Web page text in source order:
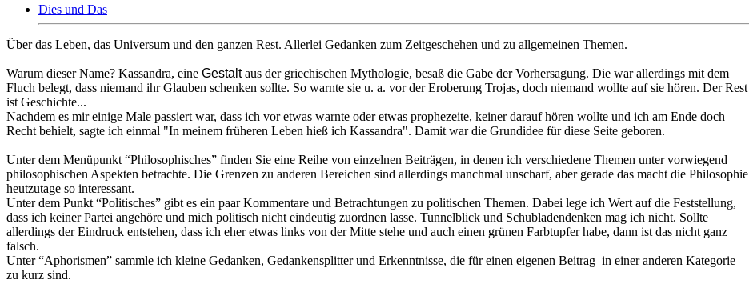
Dies und Das
Über das Leben, das Universum und den ganzen Rest. Allerlei Gedanken zum Zeitgeschehen und zu allgemeinen Themen.
Warum dieser Name? Kassandra, eine Gestaltaus der griechischen Mythologie, besaß die Gabe der Vorhersagung. Die war allerdings mit dem
Fluch belegt, dass niemand ihr Glauben schenken sollte. So warnte sie u. a. vor der Eroberung Trojas, doch niemand wollte auf sie hören. Der Rest
ist Geschichte...
Nachdem es mir einige Male passiert war, dass ich vor etwas warnte oder etwas prophezeite, keiner darauf hören wollte und ich am Ende doch
Recht behielt, sagte ich einmal "In meinem früheren Leben hieß ich Kassandra". Damit war die Grundidee für diese Seite geboren.
Unter dem Menüpunkt “Philosophisches” finden Sie eine Reihe von einzelnen Beiträgen, in denen ich verschiedene Themen unter vorwiegend
philosophischen Aspekten betrachte. Die Grenzen zu anderen Bereichen sind allerdings manchmal unscharf, aber gerade das macht die Philosophie
heutzutage so interessant.
Unter dem Punkt “Politisches” gibt es ein paar Kommentare und Betrachtungen zu politischen Themen. Dabei lege ich Wert auf die Feststellung,
dass ich keiner Partei angehöre und mich politisch nicht eindeutig zuordnen lasse. Tunnelblick und Schubladendenken mag ich nicht. Sollte
allerdings der Eindruck entstehen, dass ich eher etwas links von der Mitte stehe und auch einen grünen Farbtupfer habe, dann ist das nicht ganz
falsch.
Unter “Aphorismen” sammle ich kleine Gedanken, Gedankensplitter und Erkenntnisse, die für einen eigenen Beitrag in einer anderen Kategorie
zu kurz sind.